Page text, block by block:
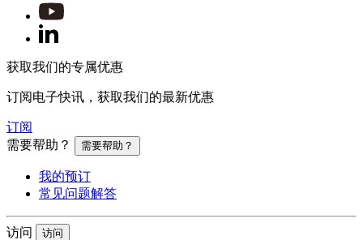
获取我们的专属优惠
订阅电子快讯，获取我们的最新优惠
订阅
需要帮助？
需要帮助？
我的预订
常见问题解答
访问 访问